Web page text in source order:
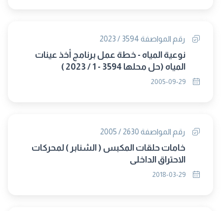
رقم المواصفة 3594 / 2023
نوعية المياه - خطة عمل برنامج أخذ عينات
المياه (حل محلها 3594 - 1 / 2023 )
رقم المواصفة 2630 / 2005
خامات حلقات المكبس ( الشنابر ) لمحركات
الاحتراق الداخلى